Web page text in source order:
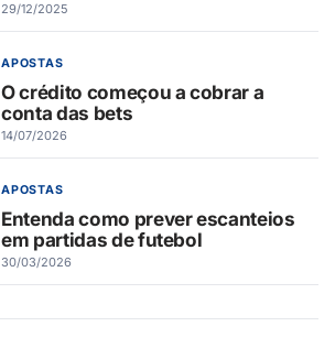
29/12/2025
APOSTAS
O crédito começou a cobrar a
conta das bets
14/07/2026
APOSTAS
Entenda como prever escanteios
em partidas de futebol
30/03/2026